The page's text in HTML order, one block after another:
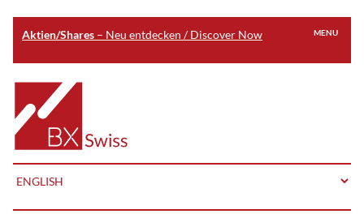
Aktien/Shares – Neu entdecken / Discover Now
main
content
Home
MENU